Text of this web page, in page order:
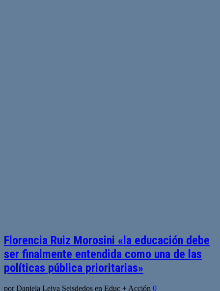
Florencia Ruiz Morosini «la educación debe
ser finalmente entendida como una de las
políticas pública prioritarias»
por Daniela Leiva Seisdedos en Educ + Acción 0